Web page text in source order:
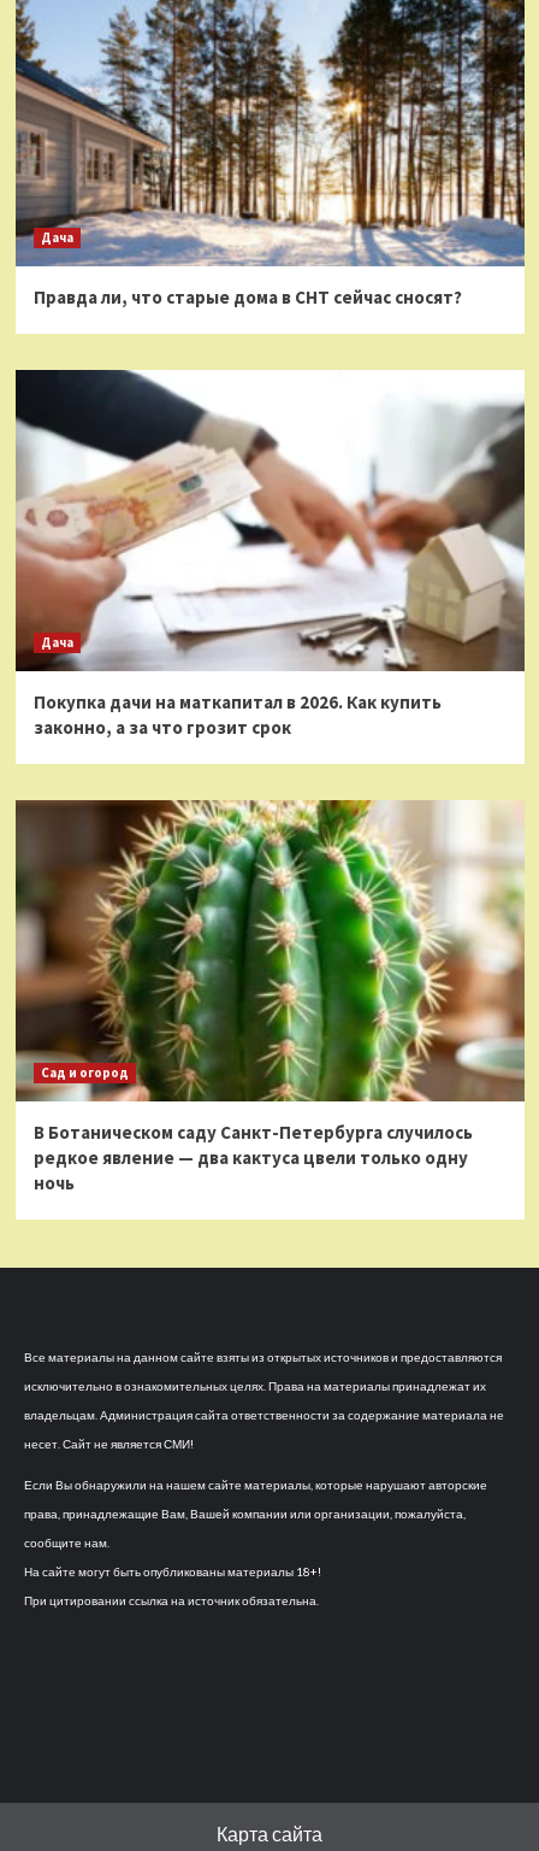
Дача
Правда ли, что старые дома в СНТ сейчас сносят?
Дача
Покупка дачи на маткапитал в 2026. Как купить
законно, а за что грозит срок
Сад и огород
В Ботаническом саду Санкт-Петербурга случилось
редкое явление — два кактуса цвели только одну
ночь
Все материалы на данном сайте взяты из открытых источников и предоставляются
исключительно в ознакомительных целях. Права на материалы принадлежат их
владельцам. Администрация сайта ответственности за содержание материала не
несет. Сайт не является СМИ!
Если Вы обнаружили на нашем сайте материалы, которые нарушают авторские
права, принадлежащие Вам, Вашей компании или организации, пожалуйста,
сообщите нам.
На сайте могут быть опубликованы материалы 18+!
При цитировании ссылка на источник обязательна.
Карта сайта